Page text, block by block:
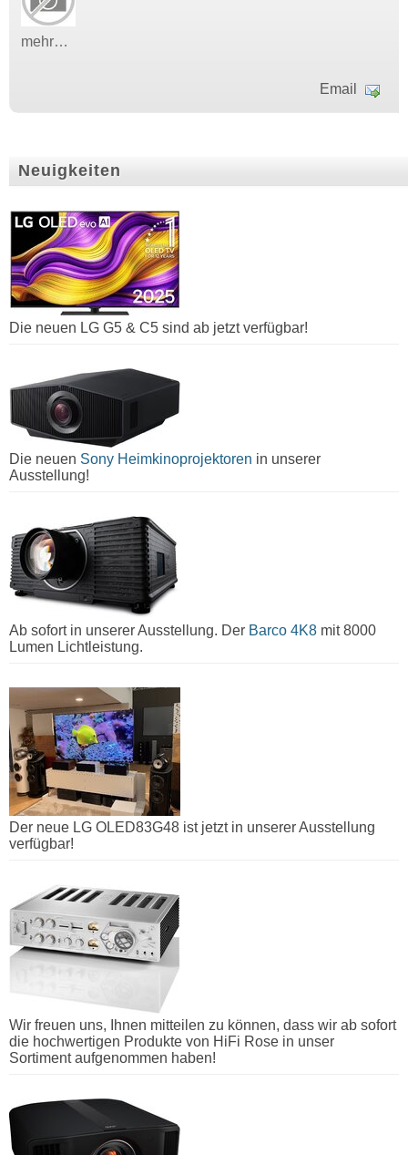
mehr…
Email
Neuigkeiten
Die neuen LG G5 & C5 sind ab jetzt verfügbar!
Die neuen Sony Heimkinoprojektoren in unserer
Ausstellung!
Ab sofort in unserer Ausstellung. Der Barco 4K8 mit 8000
Lumen Lichtleistung.
Der neue LG OLED83G48 ist jetzt in unserer Ausstellung
verfügbar!
Wir freuen uns, Ihnen mitteilen zu können, dass wir ab sofort
die hochwertigen Produkte von HiFi Rose in unser
Sortiment aufgenommen haben!